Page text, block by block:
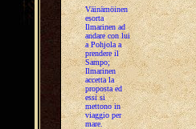
Väinämöinen
esorta
Ilmarinen ad
andare con lui
a Pohjola a
prendere il
Sampo;
Ilmarinen
accetta la
proposta ed
essi si
mettono in
viaggio per
mare.